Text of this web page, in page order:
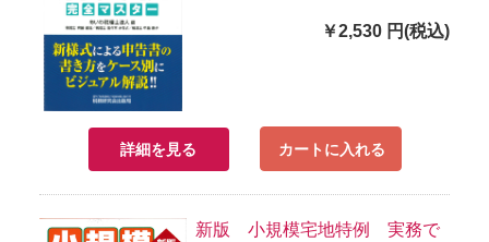
￥2,530 円(税込)
詳細を見る カートに入れる
新版 小規模宅地特例 実務で